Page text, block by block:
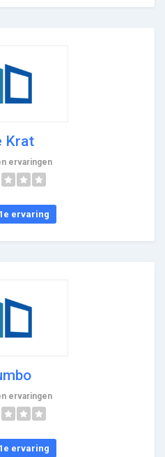
Krat
ervaringen
ervaring
ervaringen
ervaring